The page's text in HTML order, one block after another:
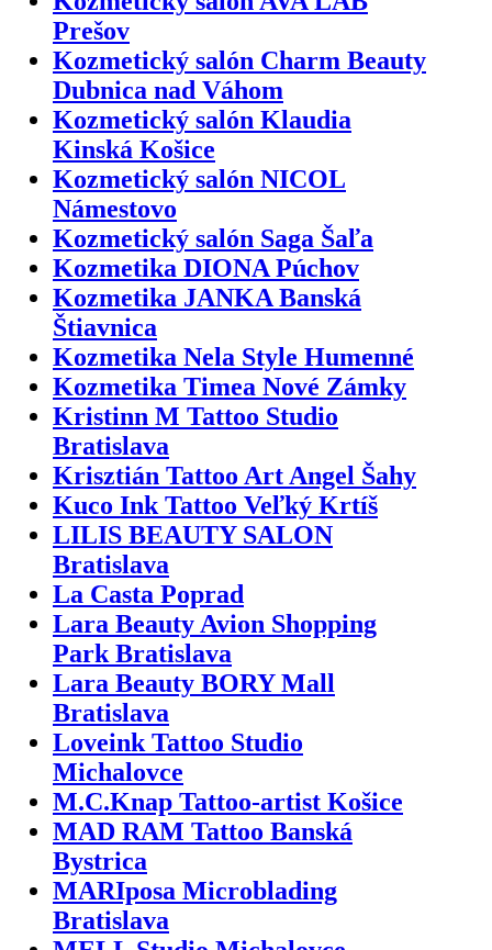
Prešov
Kozmetický salón Charm Beauty
Dubnica nad Váhom
Kozmetický salón Klaudia
Kinská Košice
Kozmetický salón NICOL
Námestovo
Kozmetický salón Saga Šaľa
Kozmetika DIONA Púchov
Kozmetika JANKA Banská
Štiavnica
Kozmetika Nela Style Humenné
Kozmetika Timea Nové Zámky
Kristinn M Tattoo Studio
Bratislava
Krisztián Tattoo Art Angel Šahy
Kuco Ink Tattoo Veľký Krtíš
LILIS BEAUTY SALON
Bratislava
La Casta Poprad
Lara Beauty Avion Shopping
Park Bratislava
Lara Beauty BORY Mall
Bratislava
Loveink Tattoo Studio
Michalovce
M.C.Knap Tattoo-artist Košice
MAD RAM Tattoo Banská
Bystrica
MARIposa Microblading
Bratislava